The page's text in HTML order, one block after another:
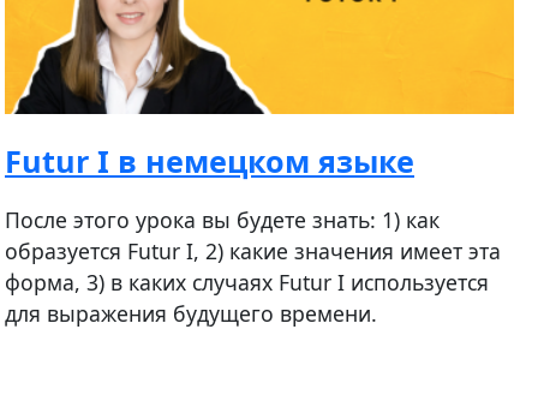
Futur I в немецком языке
После этого урока вы будете знать: 1) как
образуется Futur I, 2) какие значения имеет эта
форма, 3) в каких случаях Futur I используется
для выражения будущего времени.